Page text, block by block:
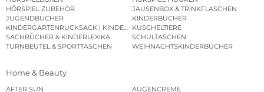
HÖRSPIEL ZUBEHÖR
JAUSENBOX & TRINKFLASCHEN
JUGENDBÜCHER
KINDERBÜCHER
KINDERGARTENRUCKSACK | KINDERGARTENBEUTEL
KUSCHELTIERE
SACHBÜCHER & KINDERLEXIKA
SCHULTASCHEN
TURNBEUTEL & SPORTTASCHEN
WEIHNACHTSKINDERBÜCHER
Home & Beauty
AFTER SUN
AUGENCREME